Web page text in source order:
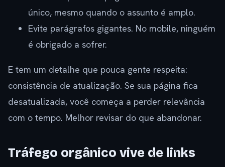
único, mesmo quando o assunto é amplo.
Evite parágrafos gigantes. No mobile, ninguém
é obrigado a sofrer.
E tem um detalhe que pouca gente respeita:
consistência de atualização. Se sua página fica
desatualizada, você começa a perder relevância
com o tempo. Melhor revisar do que abandonar.
Tráfego orgânico vive de links